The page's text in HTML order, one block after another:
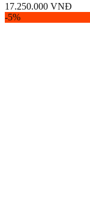
17.250.000 VNĐ
-5%